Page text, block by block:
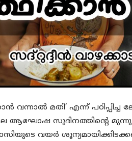
വന്നാൽ മതി’ എന്ന്
ആഘോഷ സുദിനത്തിൻ്റെ
വയർ